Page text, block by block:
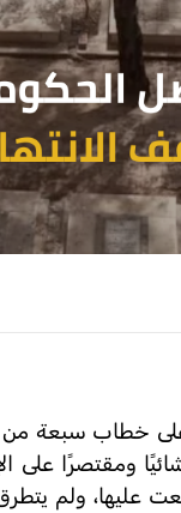
خطاب سبعة من
ومقتصرًا على
عليها، ولم